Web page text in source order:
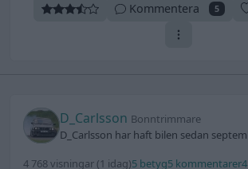
Kommentera 5
D_Carlsson Bonntrimmare
D_Carlsson har haft bilen sedan
4 768 visningar (1 idag)5 betyg5 kommentarer